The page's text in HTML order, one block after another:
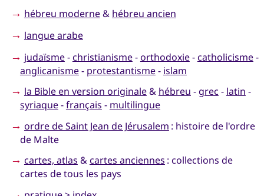
→ hébreu moderne& hébreu ancien
→ langue arabe
→ judaïsme-christianisme-orthodoxie-catholicisme-
anglicanisme- protestantisme- islam
→ la Bible en version originale& hébreu - grec - latin -
syriaque-français - multilingue
→ ordre de Saint Jean de Jérusalem : histoire de l'ordre
de Malte
→ cartes, atlas &cartes anciennes : collections de
cartes de tous les pays